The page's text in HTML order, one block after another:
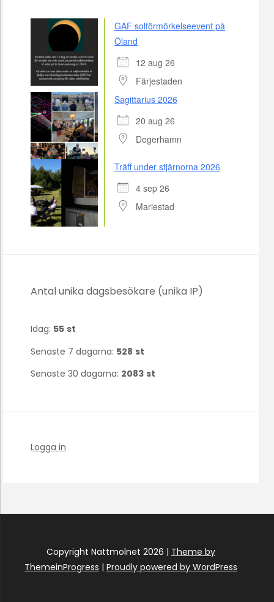
GAF solförmörkelseevent på
Öland
12 aug 26
Färjestaden
Sagittarius 2026
20 aug 26
Degerhamn
Träff under stjärnorna 2026
4 sep 26
Mariestad
Antal unika dagsbesökare (unika IP)
Idag: 55 st
Senaste 7 dagarna: 528 st
Senaste 30 dagarna: 2083 st
Logga in
Copyright Nattmolnet 2026 | Theme by
ThemeinProgress | Proudly powered by WordPress